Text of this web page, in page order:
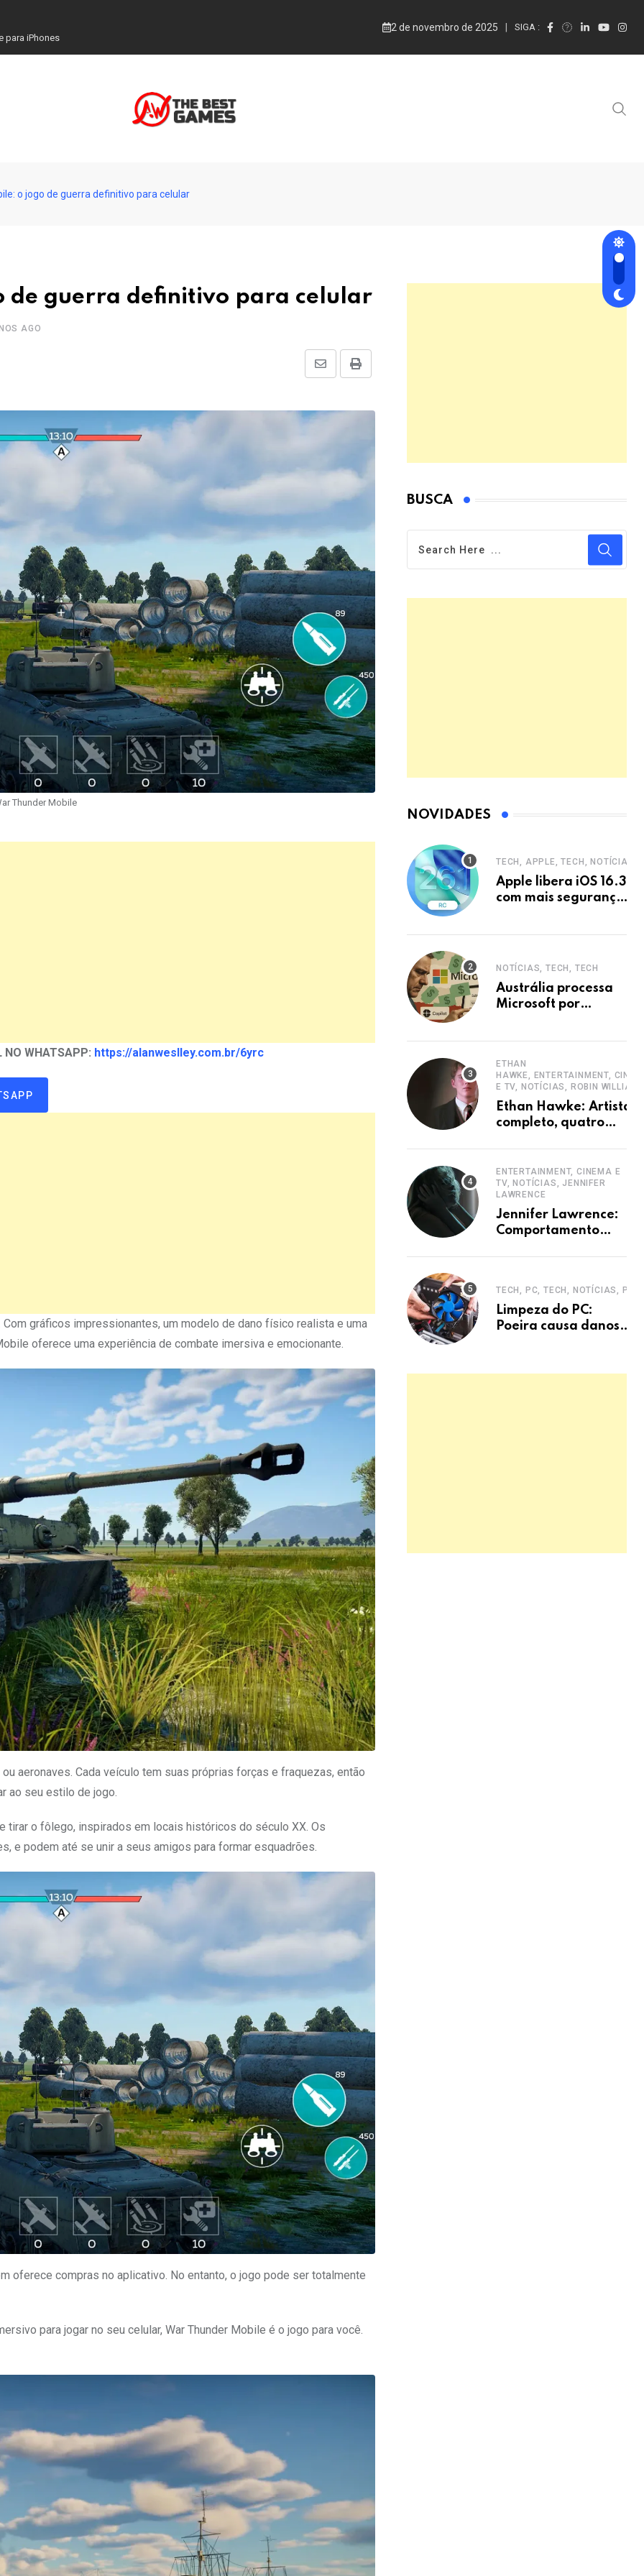
para iPhones
2 de novembro de 2025 SIGA :
o jogo de guerra definitivo para celular
de guerra definitivo para celular
AGO
Print
Share
Email
Thunder Mobile
NO WHATSAPP: https://alanweslley.com.br/6yrc
gráficos impressionantes, um modelo de dano físico realista e uma
oferece uma experiência de combate imersiva e emocionante.
aeronaves. Cada veículo tem suas próprias forças e fraquezas, então
ao seu estilo de jogo.
tirar o fôlego, inspirados em locais históricos do século XX. Os
e podem até se unir a seus amigos para formar esquadrões.
oferece compras no aplicativo. No entanto, o jogo pode ser totalmente
para jogar no seu celular, War Thunder Mobile é o jogo para você.
BUSCA
NOVIDADES
TECH, APPLE, TECH, NOTÍCIAS
Apple libera iOS 16.3
com mais segurança
NOTÍCIAS, TECH, TECH
Austrália processa
Microsoft por
ETHAN
HAWKE, ENTERTAINMENT,
E TV, NOTÍCIAS, ROBIN
Ethan Hawke: Artista
completo, quatro
ENTERTAINMENT, CINEMA E
TV, NOTÍCIAS, JENNIFER
LAWRENCE
Jennifer Lawrence:
Comportamento
defesa.
TECH, PC, TECH, NOTÍCIAS, PC
Limpeza do PC:
Poeira causa danos